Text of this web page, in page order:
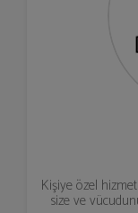
Kişiye özel
size ve